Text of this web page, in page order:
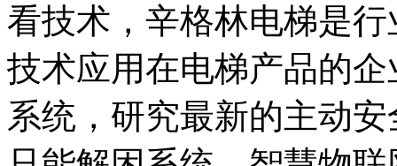
看技术，辛格林电梯是
技术应用在电梯产品的
系统，研究最新的主动